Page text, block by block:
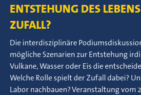
ENTSTEHUNG DES
ZUFALL?
Die interdisziplinäre
mögliche Szenarien zur Entstehung
Vulkane, Wasser oder Eis die
Welche Rolle spielt der Zufall dabei?
Labor nachbauen? Veranstaltung vom